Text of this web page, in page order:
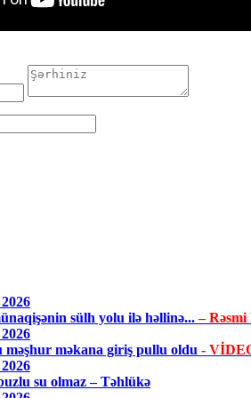
sülh yolu ilə həllinə...– Rəsmi
məşhur məkana giriş pullu oldu -
su olmaz – Təhlükə